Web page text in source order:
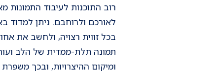
רוב התוכנות לעיבוד
לאורכם ולרוחבם. ניתן למדוד
בכל זווית רצויה, ולחשב את
תמונה תלת-ממדית של הלב
ומיקום ההיצרויות, ובכך